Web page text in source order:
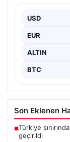
USD
EUR
ALTIN
BTC
Son Eklenen
■Türkiye
geçirildi